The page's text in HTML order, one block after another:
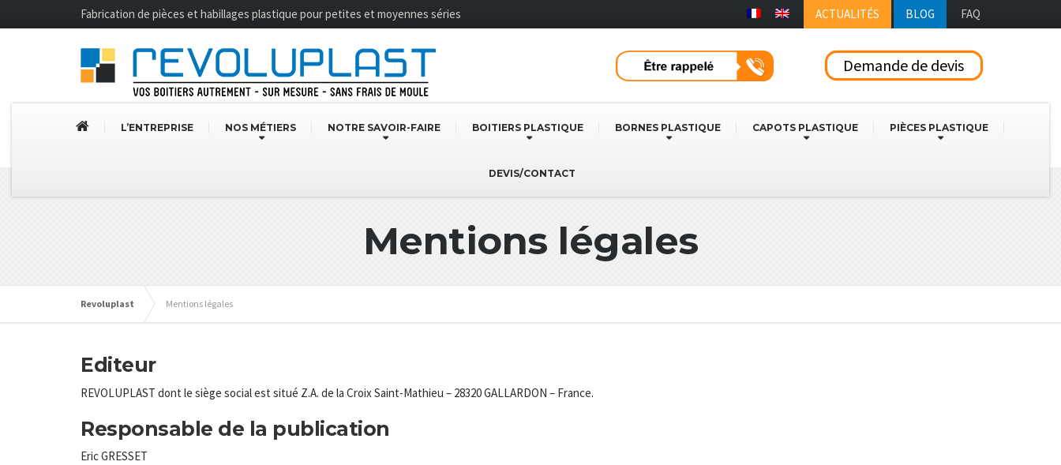
Fabrication de pièces et habillages plastique pour petites et moyennes séries ACTUALITÉS BLOG FAQ
Demande de devis
L’ENTREPRISE NOS MÉTIERS NOTRE SAVOIR-FAIRE BOITIERS PLASTIQUE BORNES PLASTIQUE CAPOTS PLASTIQUE PIÈCES PLASTIQUE
DEVIS/CONTACT
Mentions légales
Revoluplast Mentions légales
Editeur
REVOLUPLAST dont le siège social est situé Z.A. de la Croix Saint-Mathieu – 28320 GALLARDON – France.
Responsable de la publication
Eric GRESSET